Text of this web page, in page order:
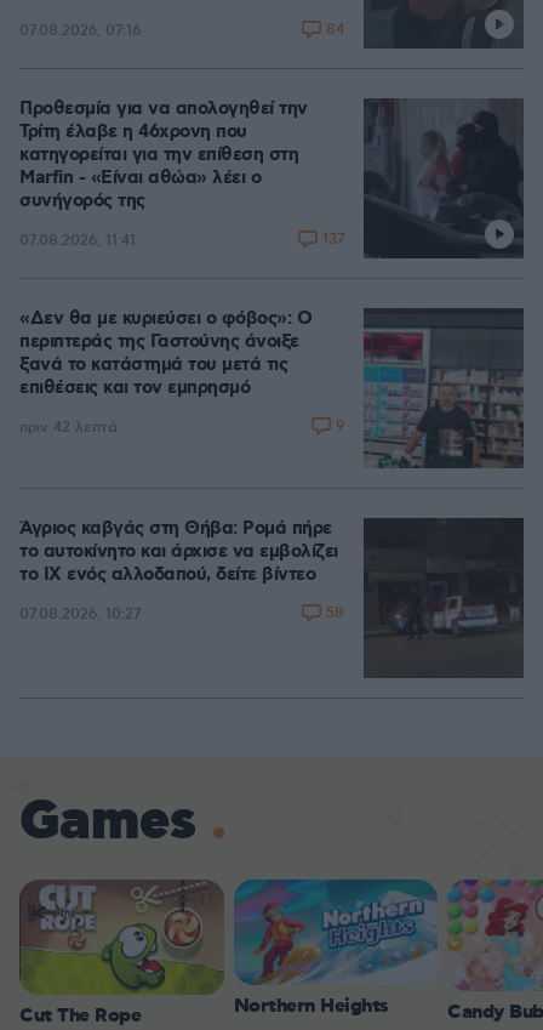
07.08.2026, 07:16 84
Προθεσμία για να απολογηθεί την
Τρίτη έλαβε η 46χρονη που
κατηγορείται για την επίθεση στη
Marfin - «Είναι αθώα» λέει ο
συνήγορός της
07.08.2026, 11:41 137
«Δεν θα με κυριεύσει ο φόβος»: Ο
περιπτεράς της Γαστούνης άνοιξε
ξανά το κατάστημά του μετά τις
επιθέσεις και τον εμπρησμό
πριν 42 λεπτά 9
Άγριος καβγάς στη Θήβα: Ρομά πήρε
το αυτοκίνητο και άρχισε να εμβολίζει
το ΙΧ ενός αλλοδαπού, δείτε βίντεο
07.08.2026, 10:27 58
Games
Cut The Rope Northern Heights Candy